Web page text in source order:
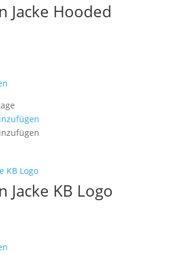
Jacke Hooded
Jacke KB Logo